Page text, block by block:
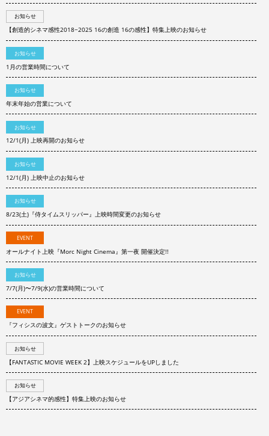
お知らせ
【創造的シネマ感性2018−2025 16の創造 16の感性】特集上映のお知らせ
お知らせ
1月の営業時間について
お知らせ
年末年始の営業について
お知らせ
12/1(月) 上映再開のお知らせ
お知らせ
12/1(月) 上映中止のお知らせ
お知らせ
8/23(土)『侍タイムスリッパー』上映時間変更のお知らせ
EVENT
オールナイト上映『Morc Night Cinema』第一夜 開催決定!!
お知らせ
7/7(月)〜7/9(水)の営業時間について
EVENT
『フィシスの波文』ゲストトークのお知らせ
お知らせ
【FANTASTIC MOVIE WEEK 2】上映スケジュールをUPしました
お知らせ
【アジアシネマ的感性】特集上映のお知らせ